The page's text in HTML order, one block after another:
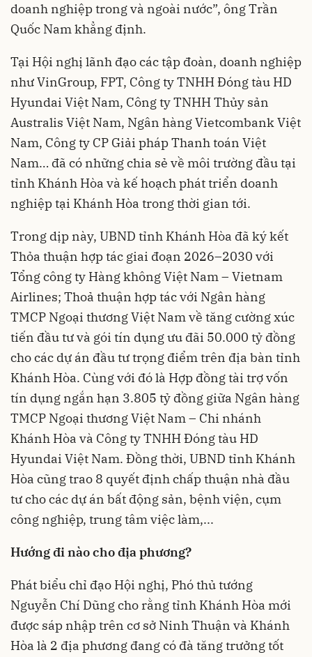
doanh nghiệp trong và ngoài nước”, ông Trần
Quốc Nam khẳng định.
Tại Hội nghị lãnh đạo các tập đoàn, doanh nghiệp
như VinGroup, FPT, Công ty TNHH Đóng tàu HD
Hyundai Việt Nam, Công ty TNHH Thủy sản
Australis Việt Nam, Ngân hàng Vietcombank Việt
Nam, Công ty CP Giải pháp Thanh toán Việt
Nam… đã có những chia sẻ về môi trường đầu tại
tỉnh Khánh Hòa và kế hoạch phát triển doanh
nghiệp tại Khánh Hòa trong thời gian tới.
Trong dịp này, UBND tỉnh Khánh Hòa đã ký kết
Thỏa thuận hợp tác giai đoạn 2026–2030 với
Tổng công ty Hàng không Việt Nam – Vietnam
Airlines; Thoả thuận hợp tác với Ngân hàng
TMCP Ngoại thương Việt Nam về tăng cường xúc
tiến đầu tư và gói tín dụng ưu đãi 50.000 tỷ đồng
cho các dự án đầu tư trọng điểm trên địa bàn tỉnh
Khánh Hòa. Cùng với đó là Hợp đồng tài trợ vốn
tín dụng ngắn hạn 3.805 tỷ đồng giữa Ngân hàng
TMCP Ngoại thương Việt Nam – Chi nhánh
Khánh Hòa và Công ty TNHH Đóng tàu HD
Hyundai Việt Nam. Đồng thời, UBND tỉnh Khánh
Hòa cũng trao 8 quyết định chấp thuận nhà đầu
tư cho các dự án bất động sản, bệnh viện, cụm
công nghiệp, trung tâm việc làm,...
Hướng đi nào cho địa phương?
Phát biểu chỉ đạo Hội nghị, Phó thủ tướng
Nguyễn Chí Dũng cho rằng tỉnh Khánh Hòa mới
được sáp nhập trên cơ sở Ninh Thuận và Khánh
Hòa là 2 địa phương đang có đà tăng trưởng tốt